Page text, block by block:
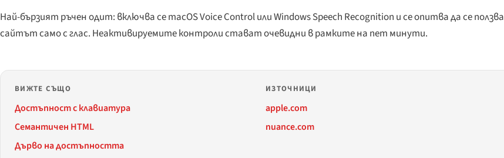
Най-бързият ръчен одит: включва се macOS Voice Control или Windows Speech Recognition и се опитва да се ползва
сайтът само с глас. Неактивируемите контроли стават очевидни в рамките на пет минути.
ВИЖТЕ СЪЩО
Достъпност с клавиатура
Семантичен HTML
Дърво на достъпността
ИЗТОЧНИЦИ
apple.com
nuance.com